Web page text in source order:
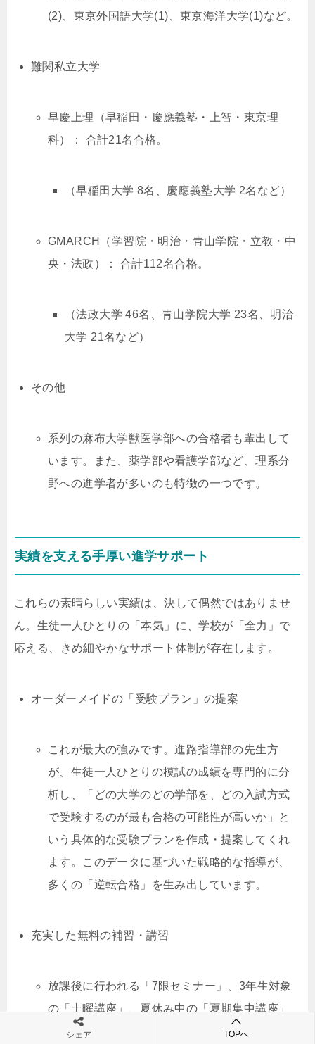
(2)、東京外国語大学(1)、東京海洋大学(1)など。
難関私立大学
早慶上理（早稲田・慶應義塾・上智・東京理
科）： 合計21名合格。
（早稲田大学 8名、慶應義塾大学 2名など）
GMARCH（学習院・明治・青山学院・立教・中
央・法政）： 合計112名合格。
（法政大学 46名、青山学院大学 23名、明治
大学 21名など）
その他
系列の麻布大学獣医学部への合格者も輩出して
います。また、薬学部や看護学部など、理系分
野への進学者が多いのも特徴の一つです。
実績を支える手厚い進学サポート
これらの素晴らしい実績は、決して偶然ではありませ
ん。生徒一人ひとりの「本気」に、学校が「全力」で
応える、きめ細やかなサポート体制が存在します。
オーダーメイドの「受験プラン」の提案
これが最大の強みです。進路指導部の先生方
が、生徒一人ひとりの模試の成績を専門的に分
析し、「どの大学のどの学部を、どの入試方式
で受験するのが最も合格の可能性が高いか」と
いう具体的な受験プランを作成・提案してくれ
ます。このデータに基づいた戦略的な指導が、
多くの「逆転合格」を生み出しています。
充実した無料の補習・講習
放課後に行われる「7限セミナー」、3年生対象
の「土曜講座」、夏休み中の「夏期集中講座」
など、塾に通わなくても大学受験に対応できる
シェア TOPへ